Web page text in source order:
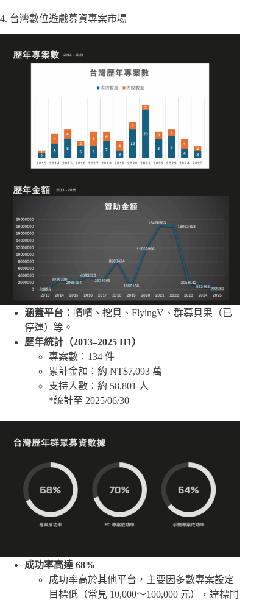
4. 台灣數位遊戲募資專案市場
涵蓋平台 ：嘖嘖、挖貝、FlyingV、群募貝果（已
停運）等。
歷年統計（2013–2025 H1）
專案數：134 件
累計金額：約 NT$7,093 萬
支持人數：約 58,801 人
*統計至 2025/06/30
成功率高達 68%
成功率高於其他平台，主要因多數專案設定
目標低（常見 10,000～100,000 元），達標門